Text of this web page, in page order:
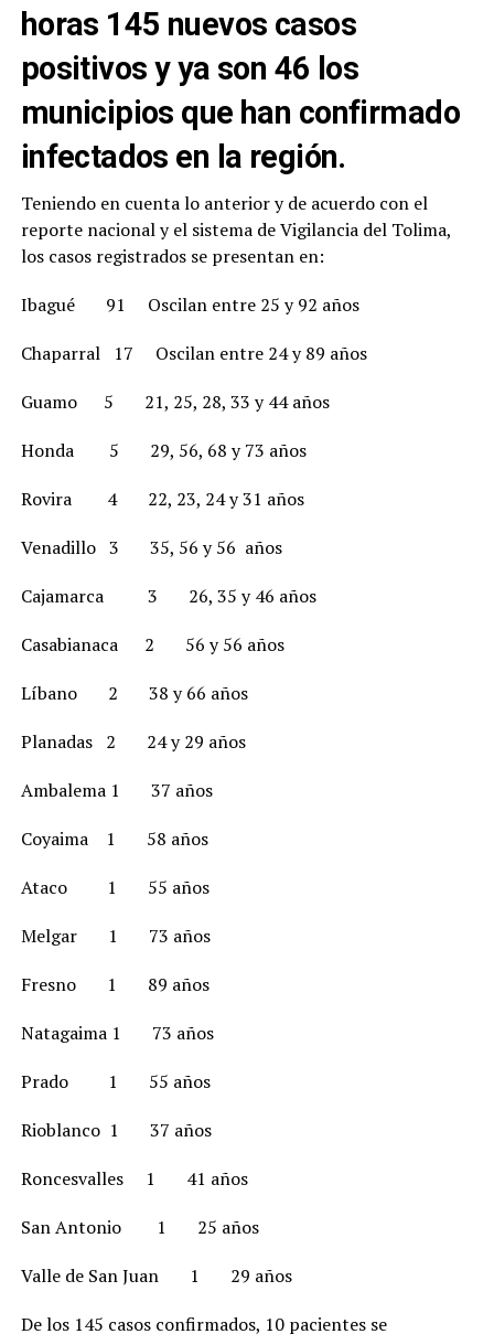
horas 145 nuevos casos
positivos y ya son 46 los
municipios que han confirmado
infectados en la región.
Teniendo en cuenta lo anterior y de acuerdo con el
reporte nacional y el sistema de Vigilancia del Tolima,
los casos registrados se presentan en:
Ibagué 91 Oscilan entre 25 y 92 años
Chaparral 17 Oscilan entre 24 y 89 años
Guamo 5 21, 25, 28, 33 y 44 años
Honda 5 29, 56, 68 y 73 años
Rovira 4 22, 23, 24 y 31 años
Venadillo 3 35, 56 y 56 años
Cajamarca 3 26, 35 y 46 años
Casabianaca 2 56 y 56 años
Líbano 2 38 y 66 años
Planadas 2 24 y 29 años
Ambalema 1 37 años
Coyaima 1 58 años
Ataco 1 55 años
Melgar 1 73 años
Fresno 1 89 años
Natagaima 1 73 años
Prado 1 55 años
Rioblanco 1 37 años
Roncesvalles 1 41 años
San Antonio 1 25 años
Valle de San Juan 1 29 años
De los 145 casos confirmados, 10 pacientes se